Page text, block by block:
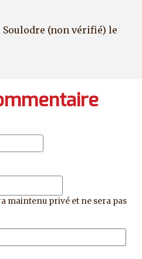
(non vérifié) le
maintenu privé et ne sera pas